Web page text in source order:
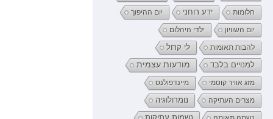
חלומות ידע רוחני יום ההיפוך
יום השוויון ילדי היהלום
להבות תאומות לי קרול
למנויים בלבד מודעות עצמית
מזג אוויר קוסמי מיינדפולנס
מצרים העתיקה נומרולוגיה